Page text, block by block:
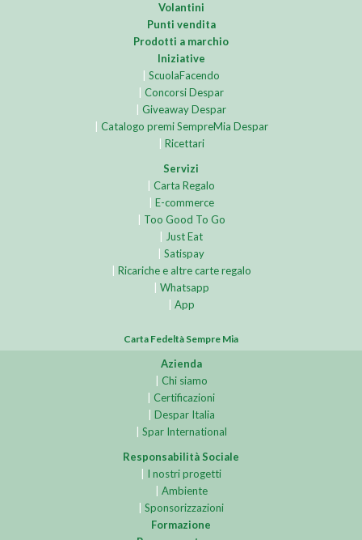
Volantini
Punti vendita
Prodotti a marchio
Iniziative
ScuolaFacendo
Concorsi Despar
Giveaway Despar
Catalogo premi SempreMia Despar
Ricettari
Servizi
Carta Regalo
E-commerce
Too Good To Go
Just Eat
Satispay
Ricariche e altre carte regalo
Whatsapp
App
Carta Fedeltà Sempre Mia
Azienda
Chi siamo
Certificazioni
Despar Italia
Spar International
Responsabilità Sociale
I nostri progetti
Ambiente
Sponsorizzazioni
Formazione